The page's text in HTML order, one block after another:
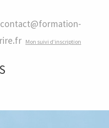
contact@formation-
Mon suivi d’inscription